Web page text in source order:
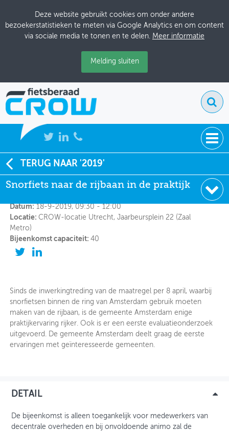
Deze website gebruikt cookies om onder andere
bezoekerstatistieken te meten via Google Analytics en om content
via sociale media te tonen en te delen. Meer informatie
Melding sluiten
NIEUWS
BIJEENKOMSTEN
KENNISBANK
ADRESSENBOEK
OVER FIETSBERAAD
MIJN PROFIEL
GEBRUIKER
TERUG NAAR '2019'
Snorfiets naar de rijbaan in de praktijk
Snorfiets naar de rijbaan in de praktijk
Gemeente Amsterdam en CROW-Fietsberaad
Datum: 18-9-2019, 09:30 - 12:00
Locatie: CROW-locatie Utrecht, Jaarbeursplein 22 (Zaal
Metro)
Bijeenkomst capaciteit: 40
Sinds de inwerkingtreding van de maatregel per 8 april, waarbij
snorfietsen binnen de ring van Amsterdam gebruik moeten
maken van de rijbaan, is de gemeente Amsterdam enige
praktijkervaring rijker. Ook is er een eerste evaluatieonderzoek
uitgevoerd. De gemeente Amsterdam deelt graag de eerste
ervaringen met geïnteresseerde gemeenten.
DETAIL
De bijeenkomst is alleen toegankelijk voor medewerkers van
decentrale overheden en bij onvoldoende animo zal de